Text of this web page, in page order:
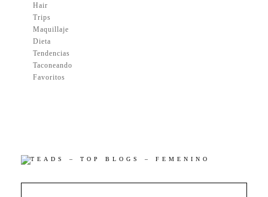
Hair
Trips
Maquillaje
Dieta
Tendencias
Taconeando
Favoritos